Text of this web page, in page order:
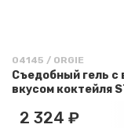
04145 / ORGIE
Съедобный гель с
вкусом коктейля
2 324 ₽